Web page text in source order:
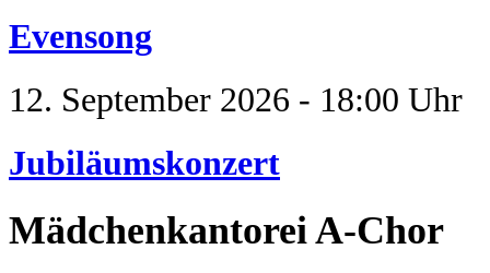
Evensong
12. September 2026 - 18:00 Uhr
Jubiläumskonzert
Mädchenkantorei A-Chor